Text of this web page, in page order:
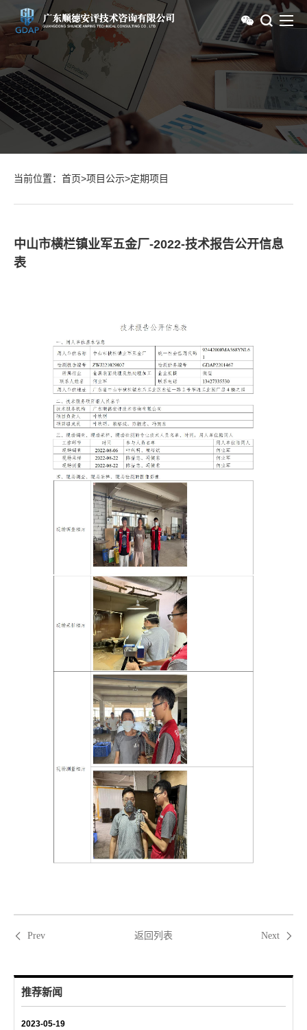
当前位置： 首页>项目公示>定期项目
中山市横栏镇业军五金厂-2022-技术报告公开信息
表
Prev 返回列表 Next
推荐新闻
2023-05-19